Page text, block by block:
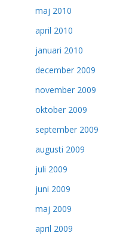
maj 2010
april 2010
januari 2010
december 2009
november 2009
oktober 2009
september 2009
augusti 2009
juli 2009
juni 2009
maj 2009
april 2009